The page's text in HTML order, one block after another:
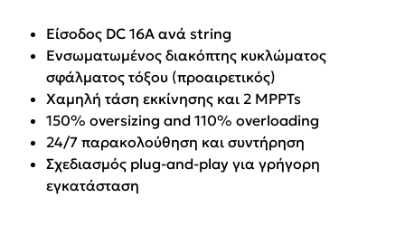
Είσοδος DC 16A ανά string
Ενσωματωμένος διακόπτης κυκλώματος
σφάλματος τόξου (προαιρετικός)
Χαμηλή τάση εκκίνησης και 2 MPPTs
150% oversizing and 110% overloading
24/7 παρακολούθηση και συντήρηση
Σχεδιασμός plug-and-play για γρήγορη
εγκατάσταση